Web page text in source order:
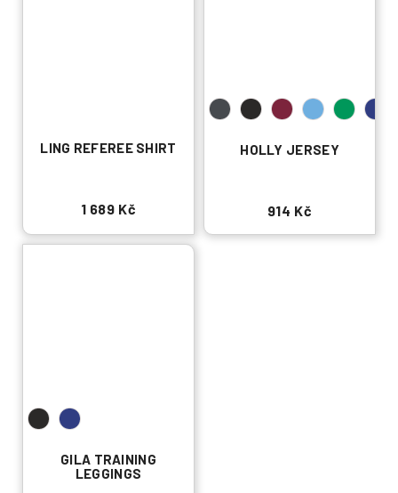
LING REFEREE SHIRT
1 689 Kč
HOLLY JERSEY
914 Kč
GILA TRAINING
LEGGINGS